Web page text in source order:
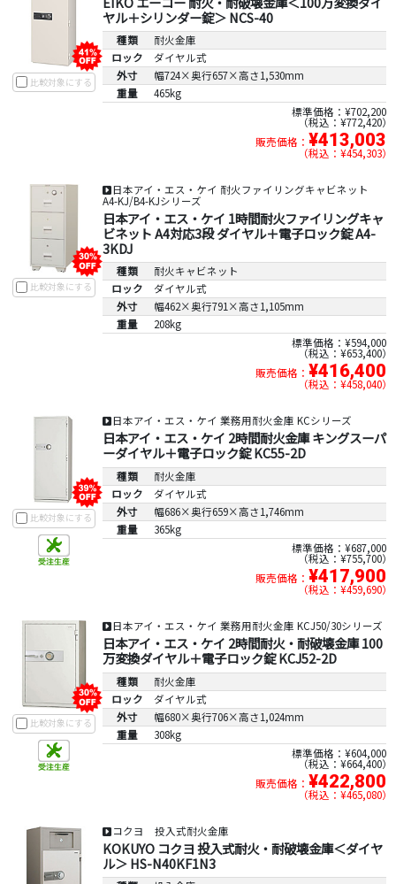
比較対象にする
ヤル＋シリンダー錠＞ NCS-40
種類
耐火金庫
ロック
ダイヤル式
外寸
幅724×奥行657×高さ1,530mm
重量
465kg
標準価格：¥702,200
税込：¥772,420
販売価格： ¥413,003
税込：¥454,303
比較対象にする
日本アイ・エス・ケイ 耐火ファイリングキャビネット
A4-KJ/B4-KJシリーズ
日本アイ・エス・ケイ 1時間耐火ファイリングキャ
ビネット A4対応3段 ダイヤル＋電子ロック錠 A4-
3KDJ
種類
耐火キャビネット
ロック
ダイヤル式
外寸
幅462×奥行791×高さ1,105mm
重量
208kg
標準価格：¥594,000
税込：¥653,400
販売価格： ¥416,400
税込：¥458,040
比較対象にする
日本アイ・エス・ケイ 業務用耐火金庫 KCシリーズ
日本アイ・エス・ケイ 2時間耐火金庫 キングスーパ
ーダイヤル＋電子ロック錠 KC55-2D
種類
耐火金庫
ロック
ダイヤル式
外寸
幅686×奥行659×高さ1,746mm
重量
365kg
標準価格：¥687,000
税込：¥755,700
販売価格： ¥417,900
税込：¥459,690
比較対象にする
日本アイ・エス・ケイ 業務用耐火金庫 KCJ50/30シリーズ
日本アイ・エス・ケイ 2時間耐火・耐破壊金庫 100
万変換ダイヤル＋電子ロック錠 KCJ52-2D
種類
耐火金庫
ロック
ダイヤル式
外寸
幅680×奥行706×高さ1,024mm
重量
308kg
標準価格：¥604,000
税込：¥664,400
販売価格： ¥422,800
税込：¥465,080
コクヨ 投入式耐火金庫
KOKUYO コクヨ 投入式耐火・耐破壊金庫＜ダイヤ
ル＞ HS-N40KF1N3